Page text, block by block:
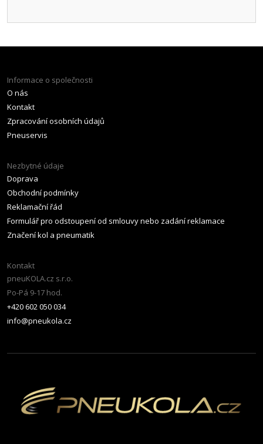
Informace o společnosti
O nás
Kontakt
Zpracování osobních údajů
Pneuservis
Nezbytné údaje
Doprava
Obchodní podmínky
Reklamační řád
Formulář pro odstoupení od smlouvy nebo zadání reklamace
Značení kol a pneumatik
Kontakt
pneuKOLA.cz s.r.o.
Po-Pá 9-17 hod.
+420 602 050 034
info@pneukola.cz